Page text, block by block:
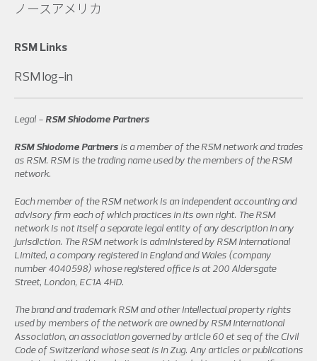
ノースアメリカ
RSM Links
RSM log-in
Legal -RSM Shiodome Partners
RSM Shiodome Partners is a member of the RSM network and trades
as RSM. RSM is the trading name used by the members of the RSM
network.
Each member of the RSM network is an independent accounting and
advisory firm each of which practices in its own right. The RSM
network is not itself a separate legal entity of any description in any
jurisdiction. The RSM network is administered by RSM International
Limited, a company registered in England and Wales (company
number 4040598) whose registered office is at 200 Aldersgate
Street, London, EC1A 4HD.
The brand and trademark RSM and other intellectual property rights
used by members of the network are owned by RSM International
Association, an association governed by article 60 et seq of the Civil
Code of Switzerland whose seat is in Zug. Any articles or publications